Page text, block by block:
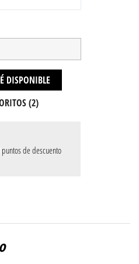
DISPONIBLE
(2)
puntos de descuento